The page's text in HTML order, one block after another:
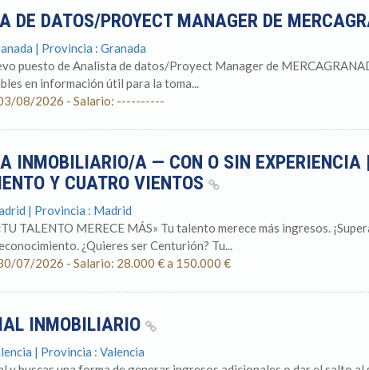
DE DATOS/PROYECT MANAGER DE
| Provincia : Granada
puesto de Analista de datos/Proyect Manager de
en información útil para la toma...
08/2026 - Salario: ----------
INMOBILIARIO/A — CON O SIN EXPERIENCIA
Y CUATRO VIENTOS
| Provincia : Madrid
TALENTO MERECE MÁS» Tu talento merece más ingresos.
¿Quieres ser Centurión? Tu...
07/2026 - Salario: 28.000 € a 150.000 €
INMOBILIARIO
| Provincia : Valencia